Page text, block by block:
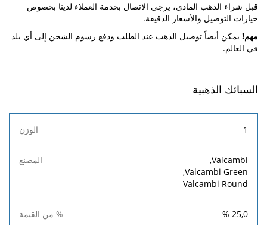
قبل شراء الذهب المادي، يرجى الاتصال بخدمة العملاء لدينا بخصوص
خيارات التوصيل والأسعار الدقيقة.
مهم! يمكن أيضاً توصيل الذهب عند الطلب ودفع رسوم الشحن إلى أي بلد
في العالم.
السبائك الذهبية
الوزن1
Valcambi,
Valcambi Green,
Valcambi Round
25,0
%